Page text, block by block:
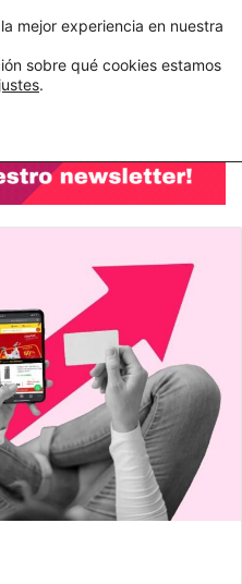
C&A México completa la implementación de su WMS en la nube
mejor experiencia en nuestra
sobre qué cookies estamos
.